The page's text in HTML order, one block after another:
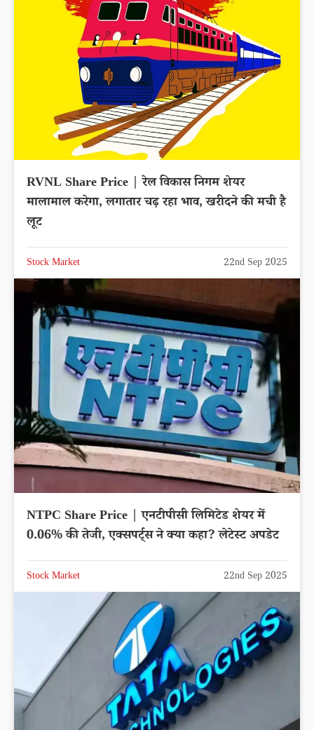
RVNL Share Price | रेल विकास निगम शेयर
मालामाल करेगा, लगातार चढ़ रहा भाव, खरीदने की मची है
लूट
Stock Market 22nd Sep 2025
NTPC Share Price | एनटीपीसी लिमिटेड शेयर में
0.06% की तेजी, एक्सपर्ट्स ने क्या कहा? लेटेस्ट अपडेट
Stock Market 22nd Sep 2025